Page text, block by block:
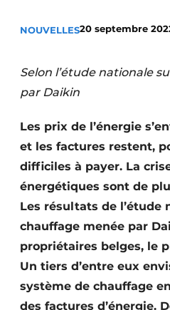
Contrôle d’accès
Éclairage
Fondations
Façades
Géotextiles
Infrastructures
NOUVELLES20 septembre
Selon l’étude nationale
par Daikin
Les prix de l’énergie
et les factures restent,
difficiles à payer. La
énergétiques sont de
Les résultats de l’étude
chauffage menée par
propriétaires belges, le
Un tiers d’entre eux
système de chauffage
des factures d’énergie.